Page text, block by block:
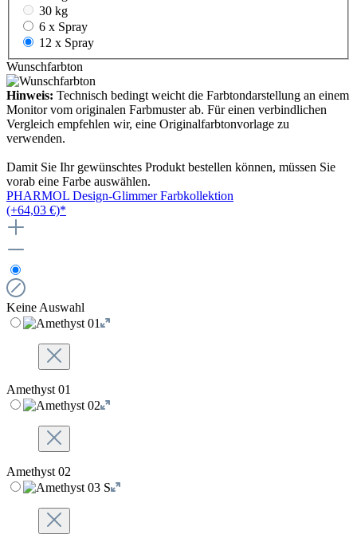
30 kg
6 x Spray
12 x Spray
Wunschfarbton
Hinweis: Technisch bedingt weicht die Farbtondarstellung an einem
Monitor vom originalen Farbmuster ab. Für einen verbindlichen
Vergleich empfehlen wir, eine Originalfarbtonvorlage zu
verwenden.
Damit Sie Ihr gewünschtes Produkt bestellen können, müssen Sie
vorab eine Farbe auswählen.
PHARMOL Design-Glimmer Farbkollektion
(+64,03 €)*
Keine Auswahl
Amethyst 01
Amethyst 02